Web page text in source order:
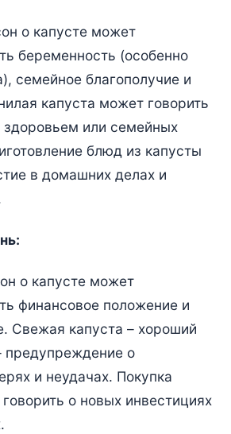
о капусте может
беременность (особенно
семейное благополучие и
капуста может говорить
здоровьем или семейных
блюд из капусты
в домашних делах и
о капусте может
финансовое положение и
Свежая капуста – хороший
предупреждение о
и неудачах. Покупка
о новых инвестициях